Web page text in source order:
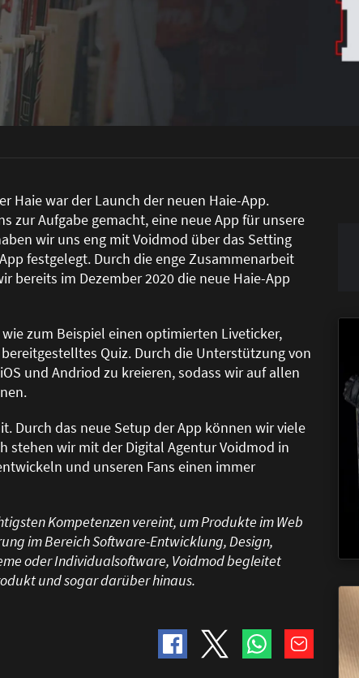
Haie war der Launch der neuen Haie-App.
zur Aufgabe gemacht, eine neue App für unsere
wir uns eng mit Voidmod über das Setting
festgelegt. Durch die enge Zusammenarbeit
bereits im Dezember 2020 die neue Haie-App
zum Beispiel einen optimierten Liveticker,
Quiz. Durch die Unterstützung von
und Andriod zu kreieren, sodass wir auf allen
Durch das neue Setup der App können wir viele
stehen wir mit der Digital Agentur Voidmod in
und unseren Fans einen immer
Kompetenzen vereint, um Produkte im Web
im Bereich Software-Entwicklung, Design,
oder Individualsoftware, Voidmod begleitet
und sogar darüber hinaus.